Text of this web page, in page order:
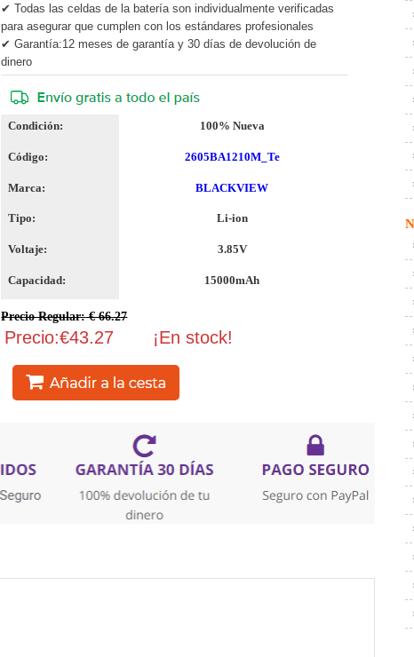
✔ Todas las celdas de la batería son individualmente verificadas
para asegurar que cumplen con los estándares profesionales
✔ Garantía:12 meses de garantía y 30 días de devolución de
dinero
Condición: 100% Nueva
Código: 2605BA1210M_Te
Marca: BLACKVIEW
Tipo: Li-ion
Voltaje: 3.85V
Capacidad: 15000mAh
Precio Regular: € 66.27
Precio:€43.27 ¡En stock!